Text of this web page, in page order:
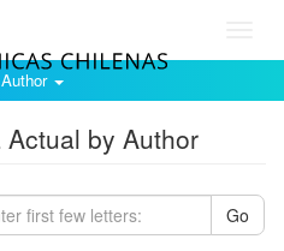
by Author
Go